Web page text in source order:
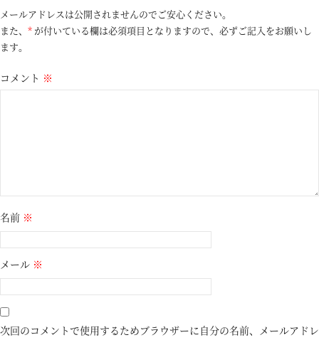
メールアドレスは公開されませんのでご安心ください。
また、 * が付いている欄は必須項目となりますので、必ずご記入をお願いし
ます。
コメント ※
名前 ※
メール ※
次回のコメントで使用するためブラウザーに自分の名前、メールアドレ